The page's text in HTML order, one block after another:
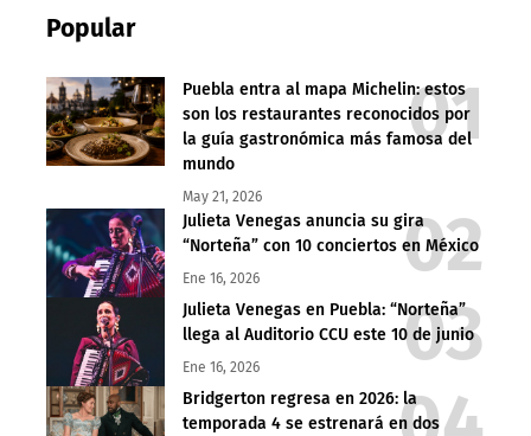
Popular
Puebla entra al mapa Michelin: estos
son los restaurantes reconocidos por
la guía gastronómica más famosa del
mundo
May 21, 2026
Julieta Venegas anuncia su gira
“Norteña” con 10 conciertos en México
Ene 16, 2026
Julieta Venegas en Puebla: “Norteña”
llega al Auditorio CCU este 10 de junio
Ene 16, 2026
Bridgerton regresa en 2026: la
temporada 4 se estrenará en dos